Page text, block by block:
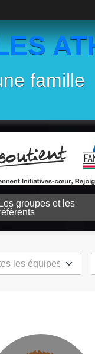
famille
Les groupes et les